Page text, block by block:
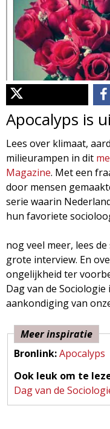
o
l
o
g
i
e
M
a
g
a
z
n
m
n
u
Apocalyps is
Lees over klimaat,
milieurampen in dit
Magazine. Met een
door mensen
serie waarin
hun favoriete
nog veel meer, lees
grote interview. En
ongelijkheid ter
Dag van de
aankondiging van
Meer inspiratie
Bronlink:Apocalyps
Ook leuk om te
Dag van de